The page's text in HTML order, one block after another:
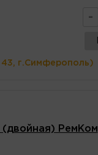
-
г.Симферополь)
(двойная) РемКом